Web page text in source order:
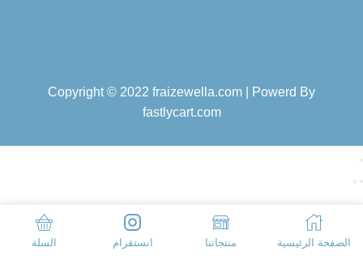
Copyright © 2022 fraizewella.com | Powerd By
fastlycart.com
الصفحة الرئيسية منتجاتنا انستقرام السلة